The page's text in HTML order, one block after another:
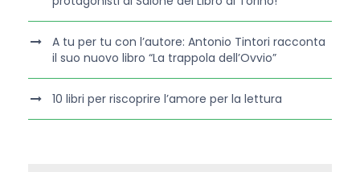
A tu per tu con l’autore: Antonio Tintori racconta
il suo nuovo libro “La trappola dell’Ovvio”
10 libri per riscoprire l’amore per la lettura